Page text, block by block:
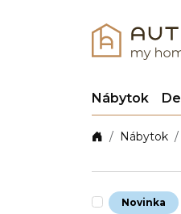
Nábytok
Nábytok
Novinka